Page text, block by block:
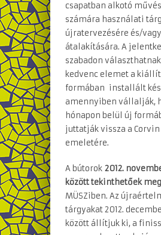
csapatban alkotó
számára használati
újratervezésére és/vagy
átalakítására. A
szabadon
kedvenc elemet a
formában installált
amennyiben vállalják,
hónapon belül új
juttatják vissza a Corvin
emeletére.
A bútorok 2012.
között tekinthetőek meg
MÜSZiben. Az
tárgyakat 2012.
között állítjuk ki, a